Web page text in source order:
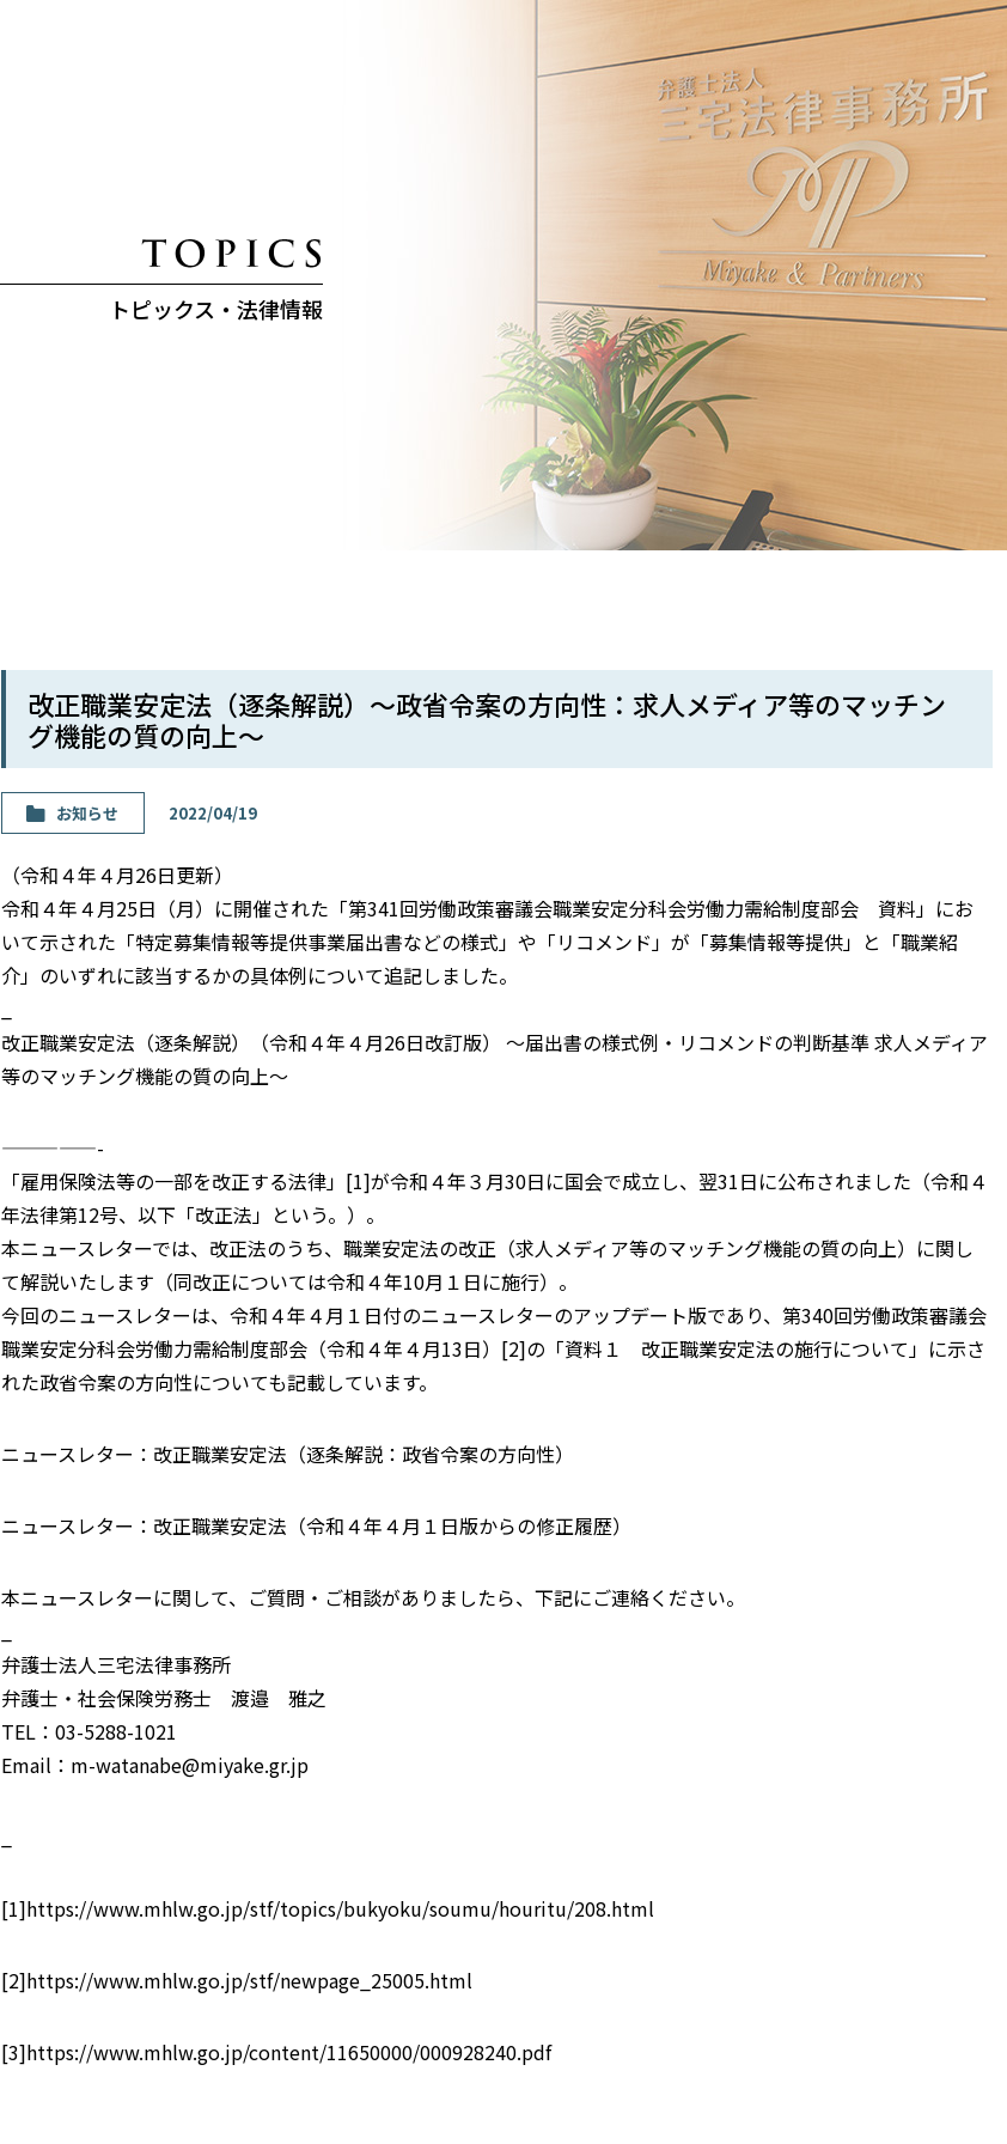
トピックス・法律情報
改正職業安定法（逐条解説）〜政省令案の方向性：求人メディア等のマッチン
グ機能の質の向上〜
お知らせ 2022/04/19
（令和４年４月26日更新）
令和４年４月25日（月）に開催された「第341回労働政策審議会職業安定分科会労働力需給制度部会 資料」にお
いて示された「特定募集情報等提供事業届出書などの様式」や「リコメンド」が「募集情報等提供」と「職業紹
介」のいずれに該当するかの具体例について追記しました。
改正職業安定法（逐条解説）（令和４年４月26日改訂版） 〜届出書の様式例・リコメンドの判断基準 求人メディア
等のマッチング機能の質の向上〜
—————-
「雇用保険法等の一部を改正する法律」[1]が令和４年３月30日に国会で成立し、翌31日に公布されました（令和４
年法律第12号、以下「改正法」という。）。
本ニュースレターでは、改正法のうち、職業安定法の改正（求人メディア等のマッチング機能の質の向上）に関し
て解説いたします（同改正については令和４年10月１日に施行）。
今回のニュースレターは、令和４年４月１日付のニュースレターのアップデート版であり、第340回労働政策審議会
職業安定分科会労働力需給制度部会（令和４年４月13日）[2]の「資料１ 改正職業安定法の施行について」に示さ
れた政省令案の方向性についても記載しています。
ニュースレター：改正職業安定法（逐条解説：政省令案の方向性）
ニュースレター：改正職業安定法（令和４年４月１日版からの修正履歴）
本ニュースレターに関して、ご質問・ご相談がありましたら、下記にご連絡ください。
弁護士法人三宅法律事務所
弁護士・社会保険労務士 渡邉 雅之
TEL：03-5288-1021
Email：m-watanabe@miyake.gr.jp
[1]https://www.mhlw.go.jp/stf/topics/bukyoku/soumu/houritu/208.html
[2]https://www.mhlw.go.jp/stf/newpage_25005.html
[3]https://www.mhlw.go.jp/content/11650000/000928240.pdf